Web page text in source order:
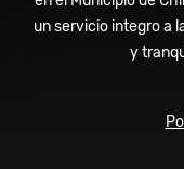
un servicio integro a
y